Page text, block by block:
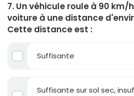
7. Un véhicule roule à 90
voiture à une distance
Cette distance est :
Suffisante
Suffisante sur sol sec,